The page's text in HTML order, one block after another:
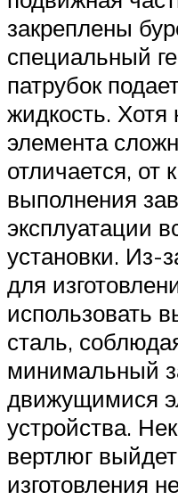
закреплены
специальный
патрубок
жидкость. Хотя
элемента
отличается, от
выполнения
эксплуатации
установки. Из-
для
использовать
сталь,
минимальный
движущимися
устройства.
вертлюг
изготовления